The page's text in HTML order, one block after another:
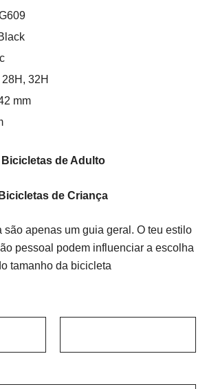
32H
mm
Bicicletas de Adulto
Bicicletas de Criança
são apenas um guia geral. O teu estilo
pessoal podem influenciar a escolha
tamanho da bicicleta